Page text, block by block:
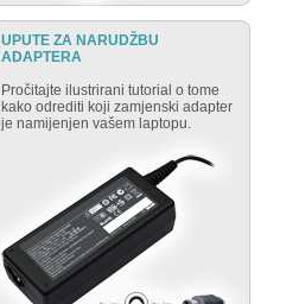
UPUTE ZA NARUDŽBU
ADAPTERA
Pročitajte ilustrirani tutorial o tome
kako odrediti koji zamjenski adapter
je namijenjen vašem laptopu.